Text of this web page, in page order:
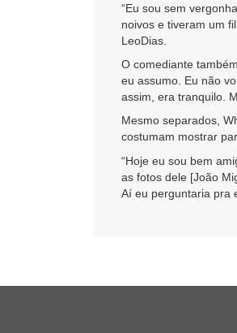
“Eu sou sem
noivos e tiveram um
LeoDias.
O comediante
eu assumo. Eu não
assim, era tranquilo.
Mesmo separados,
costumam mostrar
“Hoje eu sou bem
as fotos dele [João
Aí eu perguntaria pra